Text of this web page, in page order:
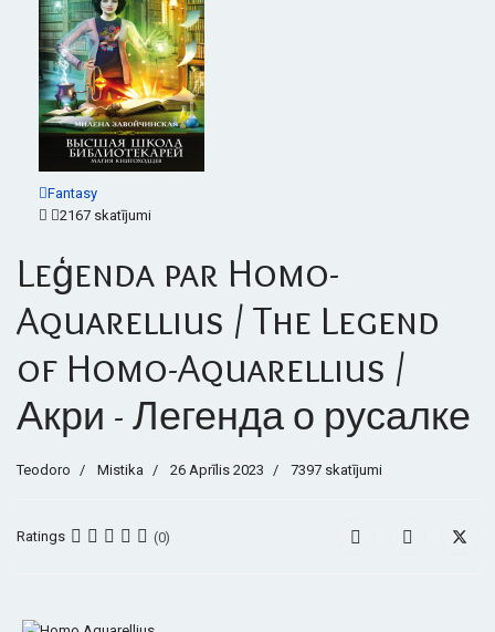
Fantasy
2167 skatījumi
Leģenda par Homo-
Aquarellius / The Legend
of Homo-Aquarellius /
Акри - Легенда о русалке
Teodoro Mistika 26 Aprīlis 2023 7397 skatījumi
Ratings (0)